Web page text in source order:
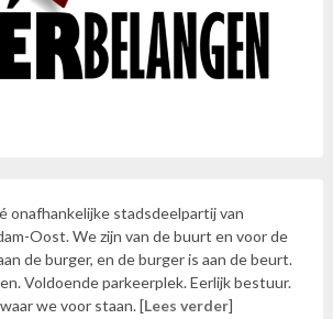
onafhankelijke stadsdeelpartij van
Oost. We zijn van de buurt en voor de
de burger, en de burger is aan de beurt.
Voldoende parkeerplek. Eerlijk bestuur.
we voor staan. [Lees verder]